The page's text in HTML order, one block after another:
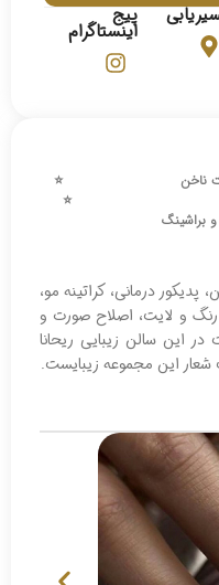
پیج
اینستاگرام
ناخن
⭐️
⭐️
براشینگ
درمانی، کراتینه مو،
رنگ و لایت، اصلاح صورت و
این سالن زیبایی ریحانا
این مجموعه زیبایست.